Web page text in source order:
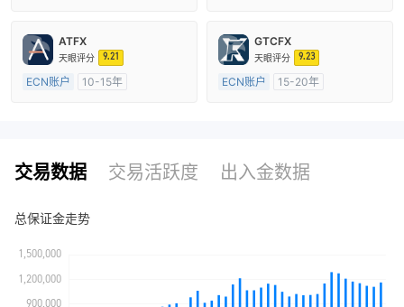
主标MT4
主标MT4
ATFX
天眼评分 9.21
ECN账户
10-15年
GTCFX
天眼评分 9.23
ECN账户
15-20年
交易数据 交易活跃度 出入金数据
总保证金走势